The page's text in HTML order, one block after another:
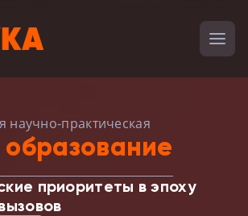
научно-практическая
приоритеты в эпоху